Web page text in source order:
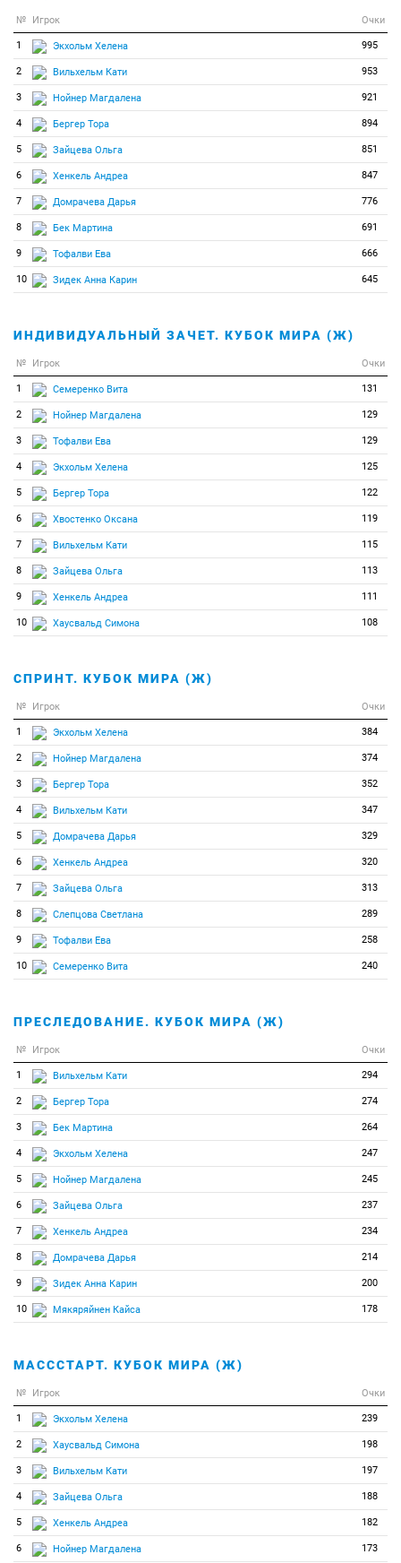
№ Игрок Очки
1 Экхольм Хелена 995
2 Вильхельм Кати 953
3 Нойнер Магдалена 921
4 Бергер Тора 894
5 Зайцева Ольга 851
6 Хенкель Андреа 847
7 Домрачева Дарья 776
8 Бек Мартина 691
9 Тофалви Ева 666
10 Зидек Анна Карин 645
ИНДИВИДУАЛЬНЫЙ ЗАЧЕТ. КУБОК МИРА (Ж)
№ Игрок Очки
1 Семеренко Вита 131
2 Нойнер Магдалена 129
3 Тофалви Ева 129
4 Экхольм Хелена 125
5 Бергер Тора 122
6 Хвостенко Оксана 119
7 Вильхельм Кати 115
8 Зайцева Ольга 113
9 Хенкель Андреа 111
10 Хаусвальд Симона 108
СПРИНТ. КУБОК МИРА (Ж)
№ Игрок Очки
1 Экхольм Хелена 384
2 Нойнер Магдалена 374
3 Бергер Тора 352
4 Вильхельм Кати 347
5 Домрачева Дарья 329
6 Хенкель Андреа 320
7 Зайцева Ольга 313
8 Слепцова Светлана 289
9 Тофалви Ева 258
10 Семеренко Вита 240
ПРЕСЛЕДОВАНИЕ. КУБОК МИРА (Ж)
№ Игрок Очки
1 Вильхельм Кати 294
2 Бергер Тора 274
3 Бек Мартина 264
4 Экхольм Хелена 247
5 Нойнер Магдалена 245
6 Зайцева Ольга 237
7 Хенкель Андреа 234
8 Домрачева Дарья 214
9 Зидек Анна Карин 200
10 Мякяряйнен Кайса 178
МАСССТАРТ. КУБОК МИРА (Ж)
№ Игрок Очки
1 Экхольм Хелена 239
2 Хаусвальд Симона 198
3 Вильхельм Кати 197
4 Зайцева Ольга 188
5 Хенкель Андреа 182
6 Нойнер Магдалена 173